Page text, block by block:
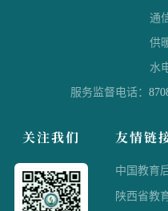
通
供
水
服务监督电话：
关注我们 友情链
中国教育
陕西省教